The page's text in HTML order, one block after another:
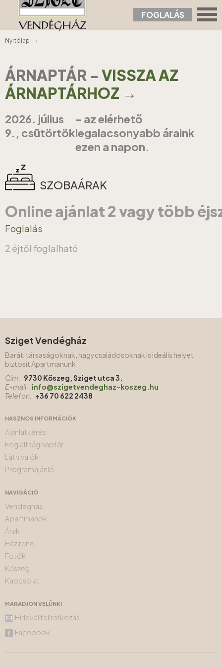
FOGLALÁS
Nyitólap ›
ÁRNAPTÁR - VISSZA AZ
ÁRNAPTÁRHOZ →
2026. július
9., csütörtök
- az elérhető
legalacsonyabb áraink
ezen a napon.
SZOBAÁRAK
Online ajánlat 2 vagy több
Foglalás
2 éjtől foglalható
Sziget Vendégház
Baráti társaságoknak, nagycsaládosoknak is ideális helyet
biztosít Apartmanunk
Cím: 9730 Kőszeg, Sziget utca 3.
E-mail: info@szigetvendeghaz-koszeg.hu
Telefon: +36 70 622 2438
HASZNOS INFORMÁCIÓK
Ajánlatkérés
Foglaltság naptár
Látnivalók
Programajánló
NAVIGÁCIÓ
Vendégház
Apartmanok
Árak
Házirend
Fotók
Kőszeg
Kapcsolat
MARADJON VELÜNK!
Hírlevél feliratkozás
Facebook